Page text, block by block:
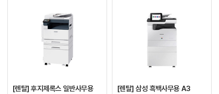
[렌탈] 후지제록스 일반사무용
[렌탈] 삼성 흑백사무용 A3